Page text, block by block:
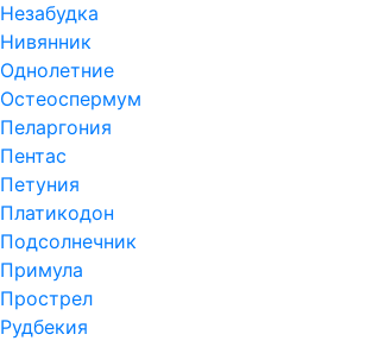
Незабудка
Нивянник
Однолетние
Остеоспермум
Пеларгония
Пентас
Петуния
Платикодон
Подсолнечник
Примула
Прострел
Рудбекия